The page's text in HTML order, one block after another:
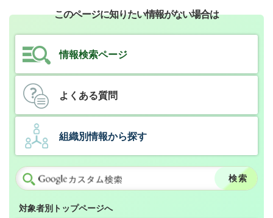
このページに知りたい情報がない場合は
情報検索ページ
よくある質問
組織別情報から探す
対象者別トップページへ